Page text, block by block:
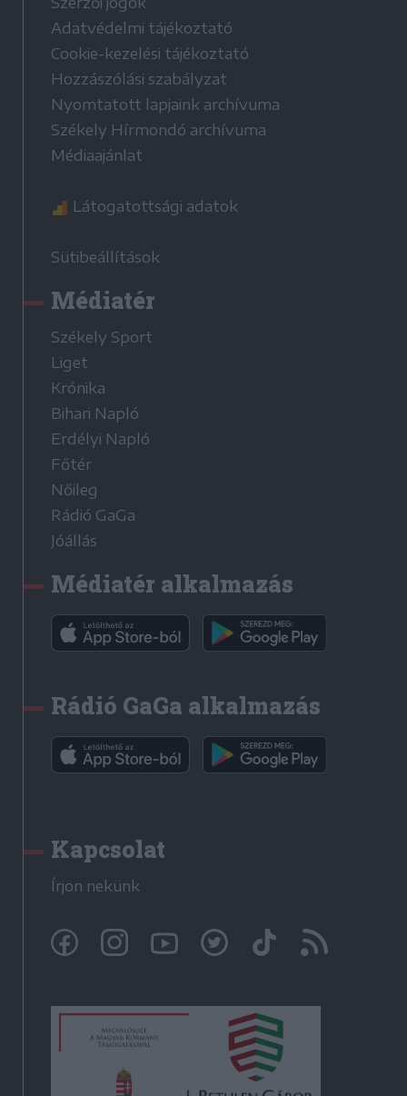
Adatvédelmi tájékoztató
Cookie-kezelési tájékoztató
Hozzászólási szabályzat
Nyomtatott lapjaink archívuma
Székely Hírmondó archívuma
Médiaajánlat
Látogatottsági adatok
Sütibeállítások
Médiatér
Székely Sport
Liget
Krónika
Bihari Napló
Erdélyi Napló
Főtér
Nőileg
Rádió GaGa
Jóállás
Médiatér alkalmazás
Rádió GaGa alkalmazás
Kapcsolat
Írjon nekünk